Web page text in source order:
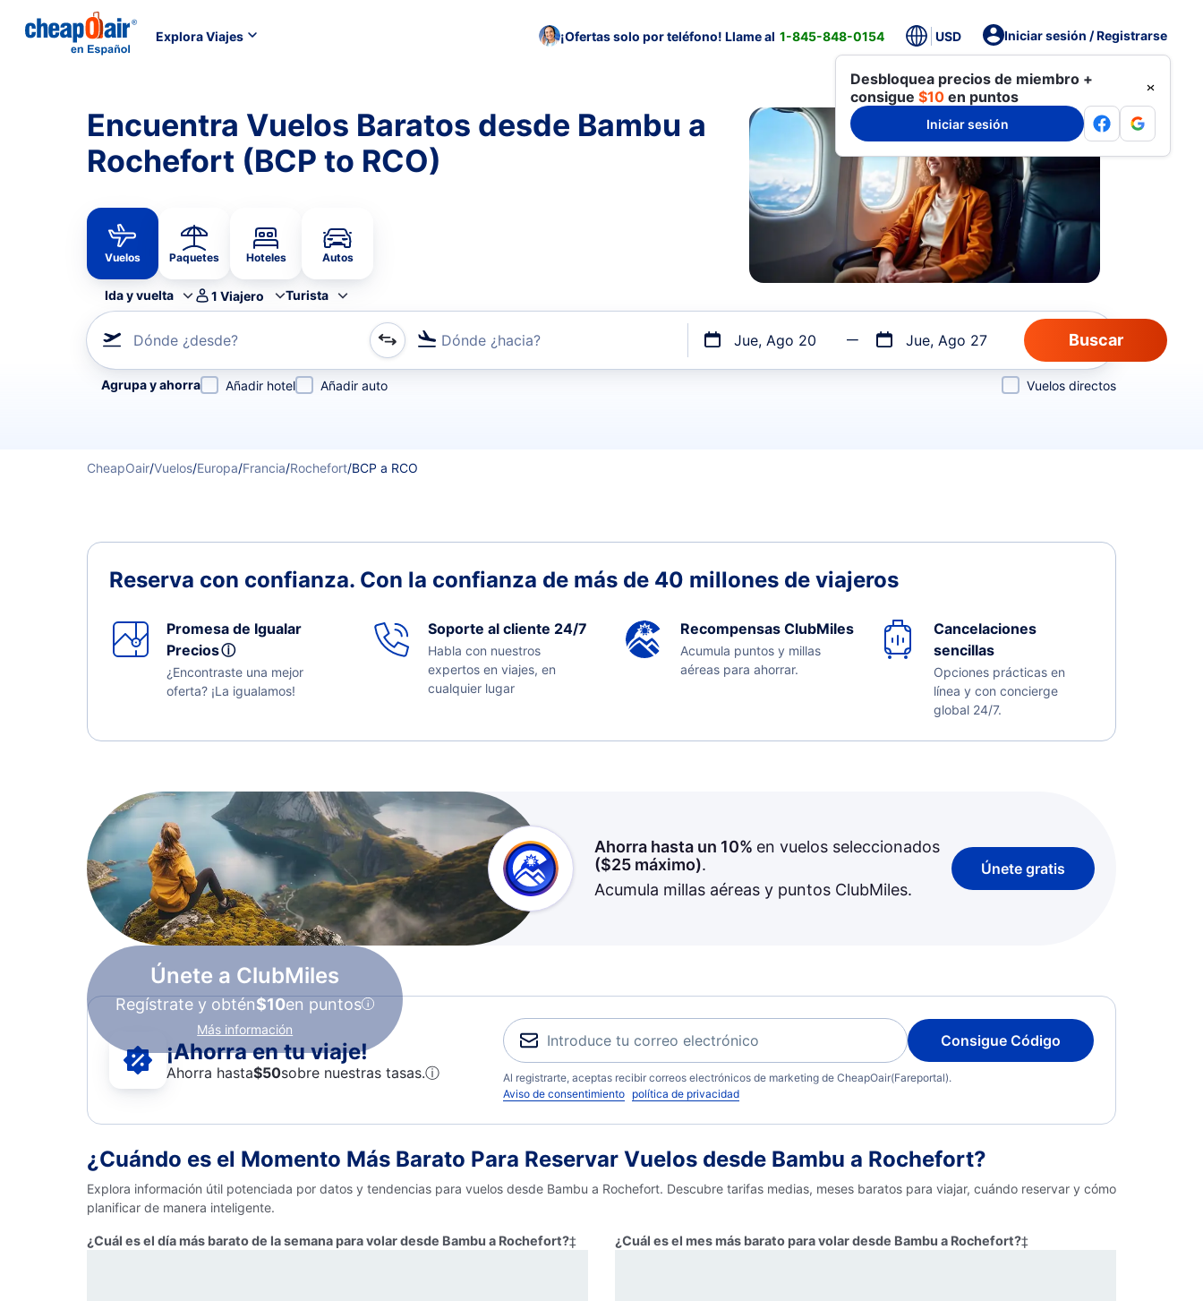
Explora Viajes ¡Ofertas solo por teléfono! Llame al 1-845-848-0154 USD Iniciar sesión / Registrarse
Desbloquea precios de miembro +
consigue $10 en puntos
Iniciar sesión
Encuentra Vuelos Baratos desde Bambu a
Rochefort (BCP to RCO)
Vuelos Paquetes Hoteles Autos
Ida y vuelta 1 Viajero Turista
Dónde ¿desde? Dónde ¿hacia? Jue, Ago 20 Jue, Ago 27
Refina tu búsqueda por aerolínea, por ciudad o aeropuerto o por vuelos directos
Agrupa y ahorra Añadir hotel Añadir auto Vuelos directos
CheapOair/Vuelos/Europa/Francia/Rochefort/BCP a RCO
Reserva con confianza. Con la confianza de más de 40 millones de viajeros
Promesa de Igualar
Preciosⓘ
¿Encontraste una mejor
oferta? ¡La igualamos!
Soporte al cliente 24/7
Habla con nuestros
expertos en viajes, en
cualquier lugar
Recompensas ClubMiles
Acumula puntos y millas
aéreas para ahorrar.
Cancelaciones
sencillas
Opciones prácticas en
línea y con concierge
global 24/7.
Únete a ClubMiles
Regístrate y obtén$10en puntos
Más información
Ahorra hasta un 10% en vuelos seleccionados
($25máximo).
Acumula millas aéreas y puntos ClubMiles.
Únete gratis
¡Ahorra en tu viaje!
Ahorra hasta$50sobre nuestras tasas.ⓘ
Consigue Código
Al registrarte, aceptas recibir correos electrónicos de marketing de CheapOair(Fareportal).
Aviso de consentimiento política de privacidad
¿Cuándo es el Momento Más Barato Para Reservar Vuelos desde Bambu a Rochefort?
Explora información útil potenciada por datos y tendencias para vuelos desde Bambu a Rochefort. Descubre tarifas medias, meses baratos para viajar, cuándo reservar y cómo
planificar de manera inteligente.
¿Cuál es el día más barato de la semana para volar desde Bambu a Rochefort?‡ ¿Cuál es el mes más barato para volar desde Bambu a Rochefort?‡